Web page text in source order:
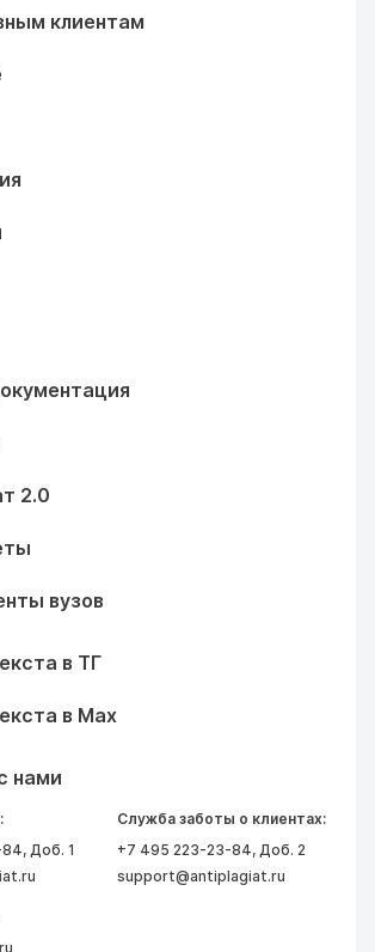
клиентам
2.0
вузов
в ТГ
в Max
нами
84, Доб. 1
Служба заботы о клиентах:
+7 495 223-23-84, Доб. 2
support@antiplagiat.ru